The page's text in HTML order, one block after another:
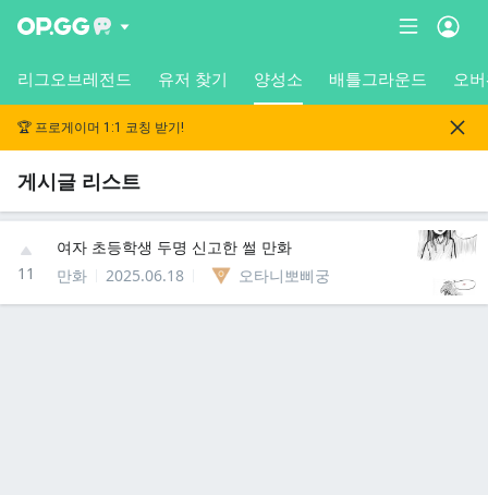
리그오브레전드 유저 찾기 양성소 배틀그라운드 오
🏆 프로게이머 1:1 코칭 받기!
게시글 리스트
11
여자 초등학생 두명 신고한 썰 만화
만화
2025.06.18 오타니뽀삐궁